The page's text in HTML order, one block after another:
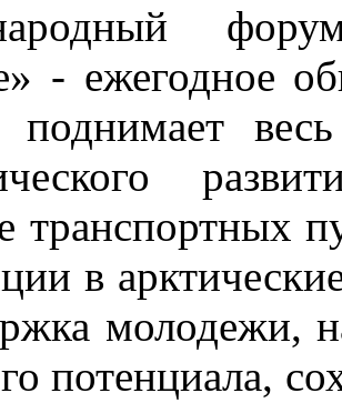
- ежегодное
поднимает
транспортных
в
молодежи,
потенциала,